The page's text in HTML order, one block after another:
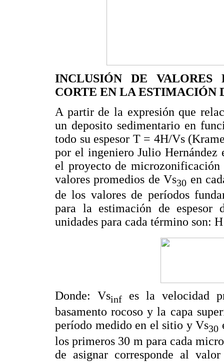
INCLUSIÓN DE VALORES
CORTE EN LA ESTIMACIÓN
A partir de la expresión que
un deposito sedimentario en
todo su espesor T = 4H/Vs
por el ingeniero Julio Hernández
el proyecto de microzonificación
valores promedios de Vs30 en
de los valores de períodos
para la estimación de espesor
unidades para cada término son:
Donde: Vsinf es la velocidad
basamento rocoso y la capa
período medido en el sitio y Vs30
los primeros 30 m para cada
de asignar corresponde al